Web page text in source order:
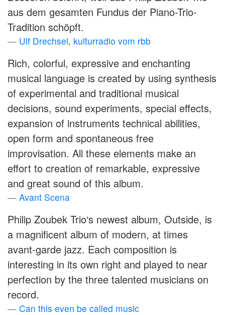
aus dem gesamten Fundus der Piano-Trio-
Tradition schöpft.
Ulf Drechsel, kulturradio vom rbb
Rich, colorful, expressive and enchanting
musical language is created by using synthesis
of experimental and traditional musical
decisions, sound experiments, special effects,
expansion of instruments technical abilities,
open form and spontaneous free
improvisation. All these elements make an
effort to creation of remarkable, expressive
and great sound of this album.
Avant Scena
Philip Zoubek Trio‘s newest album, Outside, is
a magnificent album of modern, at times
avant-garde jazz. Each composition is
interesting in its own right and played to near
perfection by the three talented musicians on
record.
Can this even be called music